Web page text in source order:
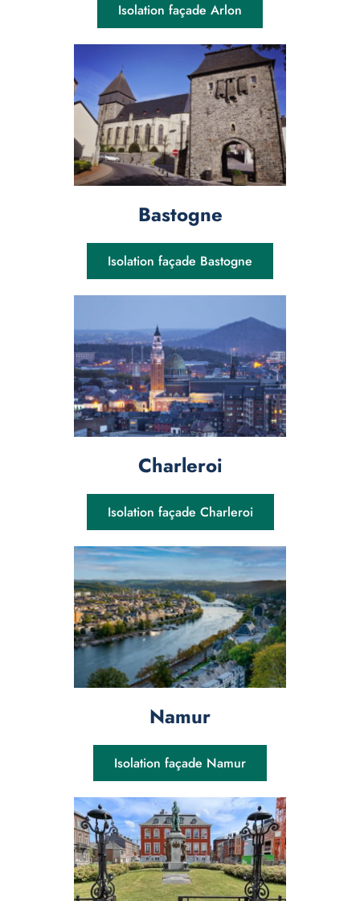
Isolation façade Arlon
Bastogne
Isolation façade Bastogne
Charleroi
Isolation façade Charleroi
Namur
Isolation façade Namur